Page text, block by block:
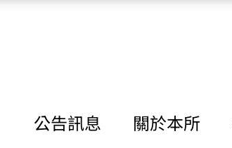
公告訊息 關於本所